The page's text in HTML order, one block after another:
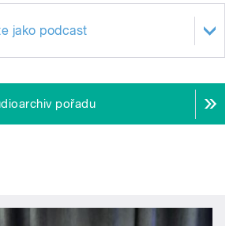
jako podcast
pořadu